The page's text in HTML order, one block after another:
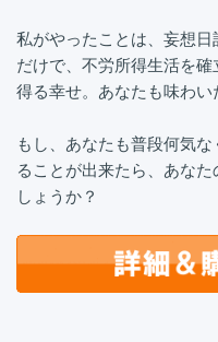
私がやったことは、妄想
だけで、不労所得生活を
得る幸せ。あなたも味わい
もし、あなたも普段何気
ることが出来たら、あな
しょうか？